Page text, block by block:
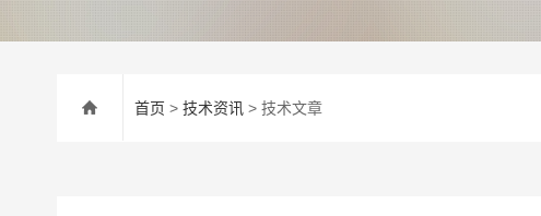
首页 > 技术资讯 > 技术文章